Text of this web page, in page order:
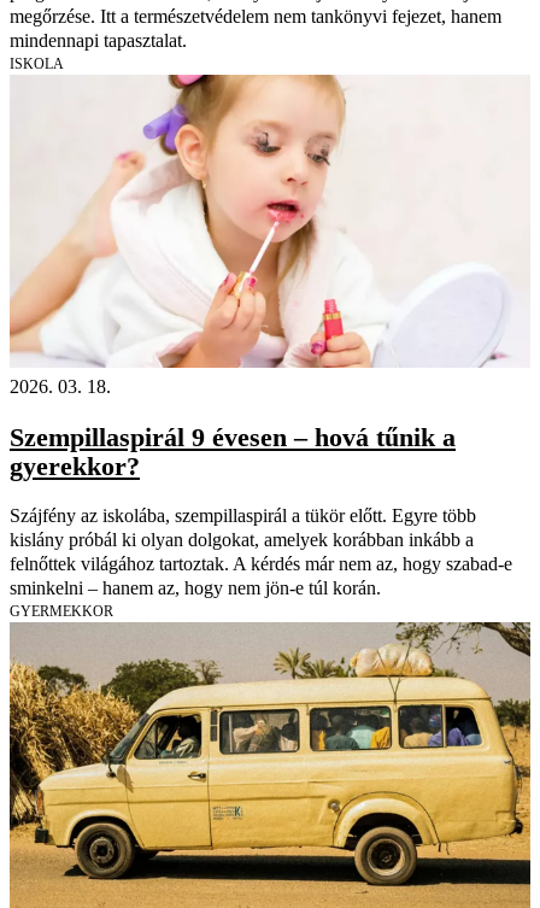
megőrzése. Itt a természetvédelem nem tankönyvi fejezet, hanem
mindennapi tapasztalat.
ISKOLA
2026. 03. 18.
Szempillaspirál 9 évesen – hová tűnik a
gyerekkor?
Szájfény az iskolába, szempillaspirál a tükör előtt. Egyre több
kislány próbál ki olyan dolgokat, amelyek korábban inkább a
felnőttek világához tartoztak. A kérdés már nem az, hogy szabad-e
sminkelni – hanem az, hogy nem jön-e túl korán.
GYERMEKKOR